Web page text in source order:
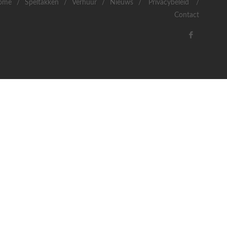
/ Speltakken / Verhuur / Nieuws / Privacybeleid
/
Contact